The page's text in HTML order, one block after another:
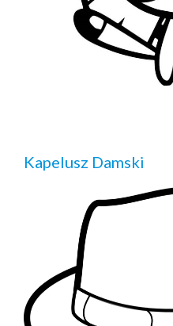
Kapelusz Damski